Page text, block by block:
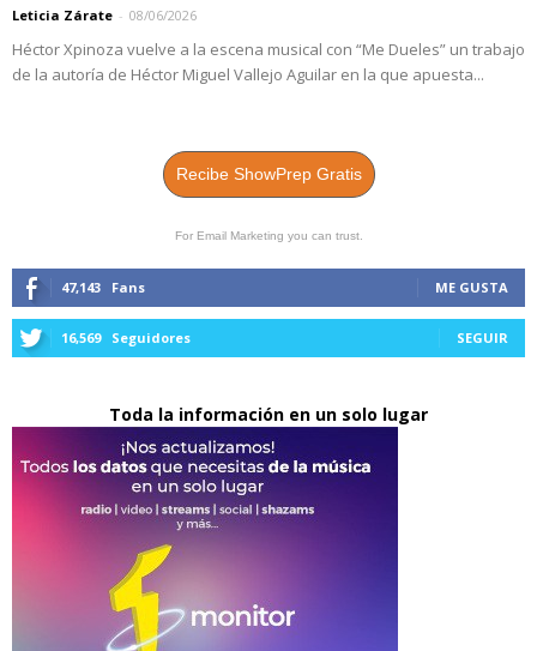
Leticia Zárate - 08/06/2026
Héctor Xpinoza vuelve a la escena musical con “Me Dueles” un trabajo
de la autoría de Héctor Miguel Vallejo Aguilar en la que apuesta...
Recibe ShowPrep Gratis
For Email Marketing you can trust.
47,143 Fans ME GUSTA
16,569 Seguidores SEGUIR
Toda la información en un solo lugar